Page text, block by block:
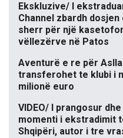
Ekskluzive/ I
Channel zbardh
sherr për një
vëllezërve në Patos
Aventurë e re për
transferohet te klubi i
milionë euro
VIDEO/ I prangosur
momenti i ekstradimit
Shqipëri, autor i tre